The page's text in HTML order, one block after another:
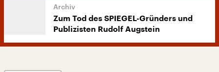
Zum Tod des SPIEGEL-Gründers und
Publizisten Rudolf Augstein